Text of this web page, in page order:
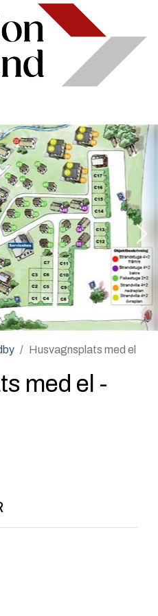
Husvagnsplats med el
med el -